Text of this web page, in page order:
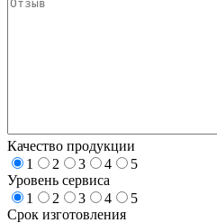
Качество продукции
1
2 3 4
5
Уровень сервиса
1
2 3 4
5
Срок изготовления